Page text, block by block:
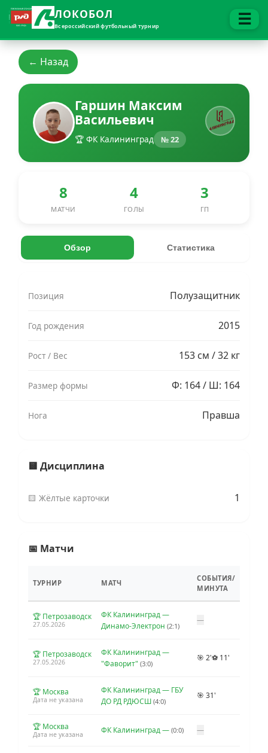
ЛОКОБОЛ
Всероссийский футбольный турнир ☰
← Назад
Гаршин Максим
Васильевич
🏆 ФК Калининград № 22
8
МАТЧИ
4
ГОЛЫ
3
ГП
Обзор Статистика
Позиция Полузащитник
Год рождения 2015
Рост / Вес 153 см / 32 кг
Размер формы Ф: 164 / Ш: 164
Нога Правша
🟨 Дисциплина
🟨 Жёлтые карточки 1
📅 Матчи
ТУРНИР МАТЧ
СОБЫТИЯ/
МИНУТА
🏆 Петрозаводск
27.05.2026
ФК Калининград —
Динамо-Электрон (2:1)
—
🏆 Петрозаводск
27.05.2026
ФК Калининград —
"Фаворит" (3:0)
🎯 2'⚽ 11'
🏆 Москва
Дата не указана
ФК Калининград — ГБУ
ДО РД РДЮСШ (4:0)
🎯 31'
🏆 Москва
Дата не указана ФК Калининград — (0:0) —